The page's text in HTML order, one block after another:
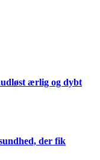
ærlig og dybt
der fik